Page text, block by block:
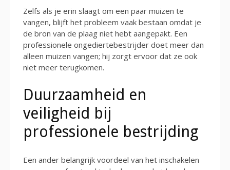
Zelfs als je erin slaagt om een paar muizen te
vangen, blijft het probleem vaak bestaan omdat je
de bron van de plaag niet hebt aangepakt. Een
professionele ongediertebestrijder doet meer dan
alleen muizen vangen; hij zorgt ervoor dat ze ook
niet meer terugkomen.
Duurzaamheid en
veiligheid bij
professionele bestrijding
Een ander belangrijk voordeel van het inschakelen